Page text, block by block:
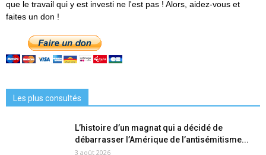
que le travail qui y est investi ne l'est pas ! Alors, aidez-vous et
faites un don !
Les plus consultés
L’histoire d’un magnat qui a décidé de
débarrasser l’Amérique de l’antisémitisme...
3 août 2026